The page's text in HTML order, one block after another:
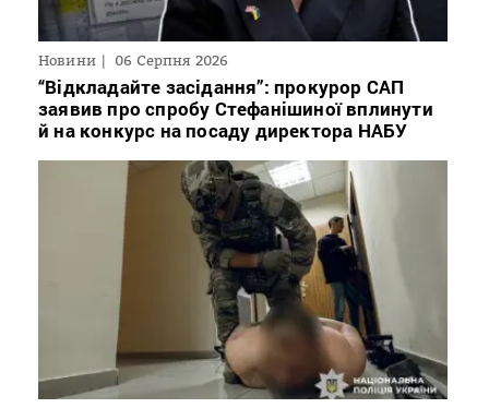
Новини 06 Серпня 2026
“Відкладайте засідання”: прокурор САП
заявив про спробу Стефанішиної вплинути
й на конкурс на посаду директора НАБУ